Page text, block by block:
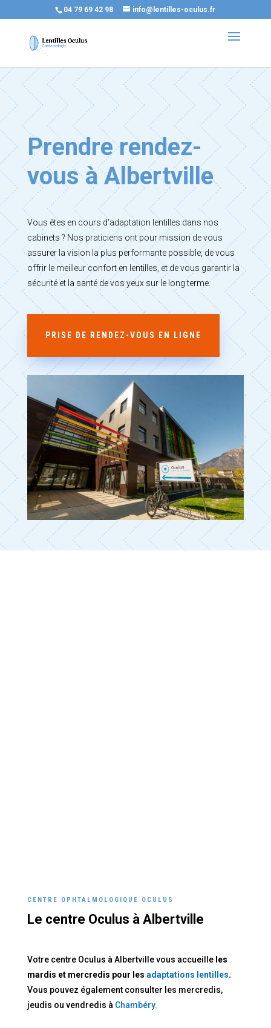
04 79 69 42 98 info@lentilles-oculus.fr
Prendre rendez-
vous à Albertville
Vous êtes en cours d'adaptation lentilles dans nos
cabinets ? Nos praticiens ont pour mission de vous
assurer la vision la plus performante possible, de vous
offrir le meilleur confort en lentilles, et de vous garantir la
sécurité et la santé de vos yeux sur le long terme.
PRISE DE RENDEZ-VOUS EN LIGNE
CENTRE OPHTALMOLOGIQUE OCULUS
Le centre Oculus à Albertville
Votre centre Oculus à Albertville vous accueille les
mardis et mercredis pour les adaptations lentilles.
Vous pouvez également consulter les mercredis,
jeudis ou vendredis à Chambéry.